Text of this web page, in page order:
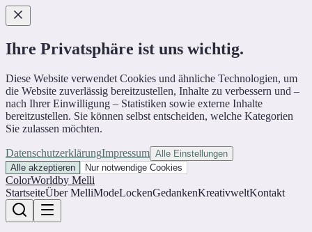
Ihre Privatsphäre ist uns wichtig.
Diese Website verwendet Cookies und ähnliche Technologien, um
die Website zuverlässig bereitzustellen, Inhalte zu verbessern und –
nach Ihrer Einwilligung – Statistiken sowie externe Inhalte
bereitzustellen. Sie können selbst entscheiden, welche Kategorien
Sie zulassen möchten.
DatenschutzerklärungImpressum Alle Einstellungen
Alle akzeptieren
Nur notwendige Cookies
ColorWorldby Melli
StartseiteÜber MelliModeLockenGedankenKreativweltKontakt